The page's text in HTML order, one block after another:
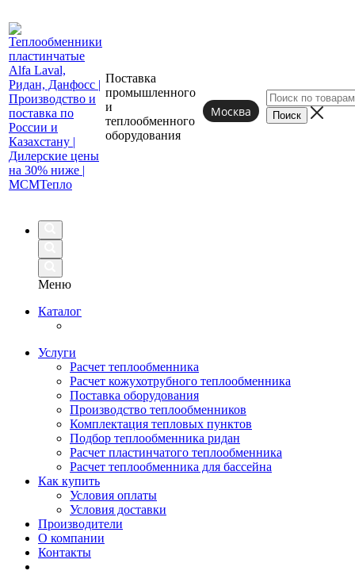
Поставка
промышленного
и
теплообменного
оборудования
Москва
Меню
Каталог
Услуги
Расчет теплообменника
Расчет кожухотрубного теплообменника
Поставка оборудования
Производство теплообменников
Комплектация тепловых пунктов
Подбор теплообменника ридан
Расчет пластинчатого теплообменника
Расчет теплообменника для бассейна
Как купить
Условия оплаты
Условия доставки
Производители
О компании
Контакты